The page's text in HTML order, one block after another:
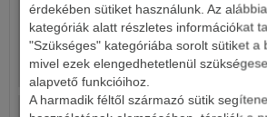
érdekében sütiket használunk. Az
kategóriák alatt részletes információkat
"Szükséges" kategóriába sorolt sütiket a
mivel ezek elengedhetetlenül
alapvető funkcióihoz.
A harmadik féltől származó sütik
7 190 Ft
Részletek